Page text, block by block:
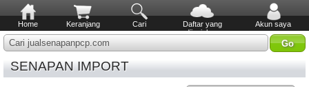
Home Keranjang Cari
Daftar yang
diinginkan
Akun saya
Cari jualsenapanpcp.com
SENAPAN IMPORT